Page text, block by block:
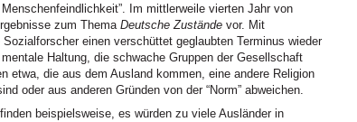
Menschenfeindlichkeit”. Im mittlerweile vierten Jahr von
zum Thema Deutsche Zustände vor. Mit
einen verschüttet geglaubten Terminus wieder
Haltung, die schwache Gruppen der Gesellschaft
etwa, die aus dem Ausland kommen, eine andere Religion
oder aus anderen Gründen von der “Norm” abweichen.
beispielsweise, es würden zu viele Ausländer in